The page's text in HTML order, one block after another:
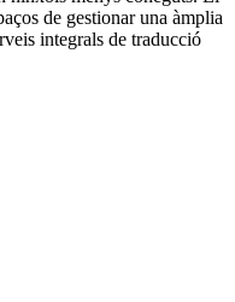
de gestionar una àmplia
integrals de traducció